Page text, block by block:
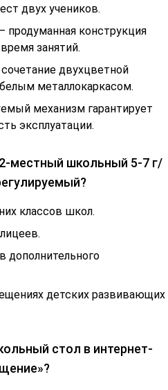
двух учеников.
продуманная конструкция
занятий.
двухцветной
металлокаркасом.
механизм гарантирует
эксплуатации.
местный школьный 5-7 г/
классов школ.
дополнительного
детских развивающих
стол в интернет-